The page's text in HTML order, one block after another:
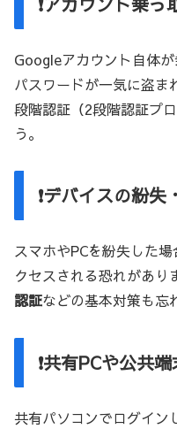
Googleアカウント自体
パスワードが一気に盗
段階認証（2段階認証プ
う。
❗デバイスの紛失
スマホやPCを紛失した
クセスされる恐れがあり
認証などの基本対策も忘
❗共有PCや公共
共有パソコンでログイン